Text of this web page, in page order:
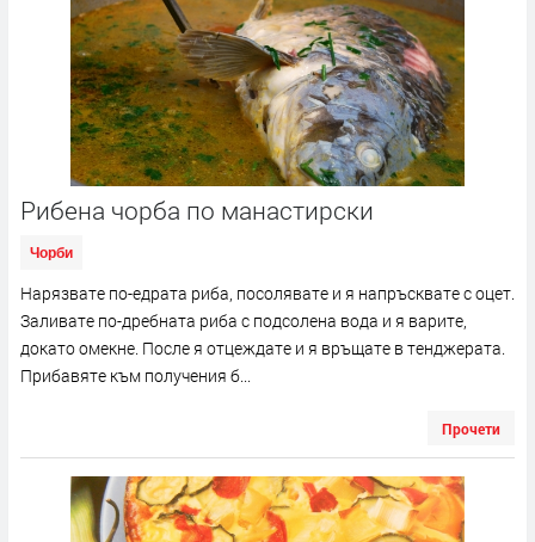
Рибена чорба по манастирски
Чорби
Нарязвате по-едрата риба, посолявате и я напръсквате с оцет.
Заливате по-дребната риба с подсолена вода и я варите,
докато омекне. После я отцеждате и я връщате в тенджерата.
Прибавяте към получения б...
Прочети